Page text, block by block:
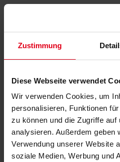
Zustimmung
Diese Webseite verwendet
Wir verwenden Cookies, um
personalisieren, Funktionen
zu können und die Zugriffe auf
analysieren. Außerdem geben
Verwendung unserer Website
soziale Medien, Werbung und